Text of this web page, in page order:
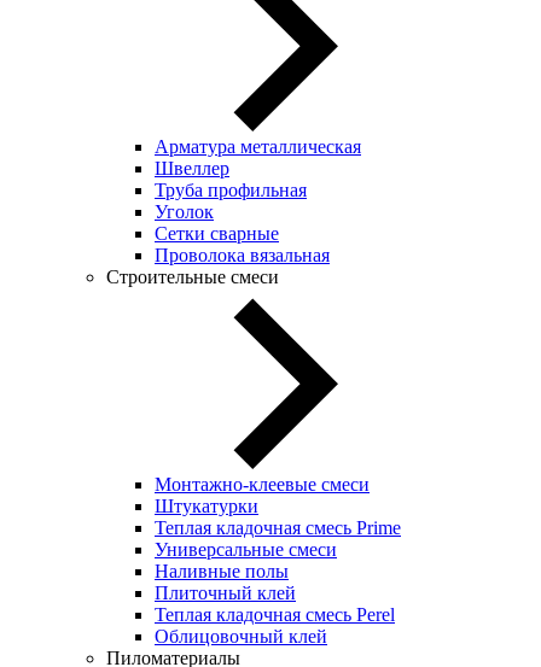
Арматура металлическая
Швеллер
Труба профильная
Уголок
Сетки сварные
Проволока вязальная
Строительные смеси
Монтажно-клеевые смеси
Штукатурки
Теплая кладочная смесь Prime
Универсальные смеси
Наливные полы
Плиточный клей
Теплая кладочная смесь Perel
Облицовочный клей
Пиломатериалы